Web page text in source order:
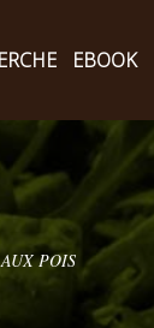
EBOOK
POIS